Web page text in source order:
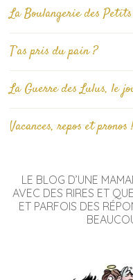
La Boulangerie des Petits
T’as pris du pain ?
La Guerre des Lulus, le
Vacances, repos et pronos
LE BLOG D’UNE
AVEC DES RIRES ET
ET PARFOIS DES